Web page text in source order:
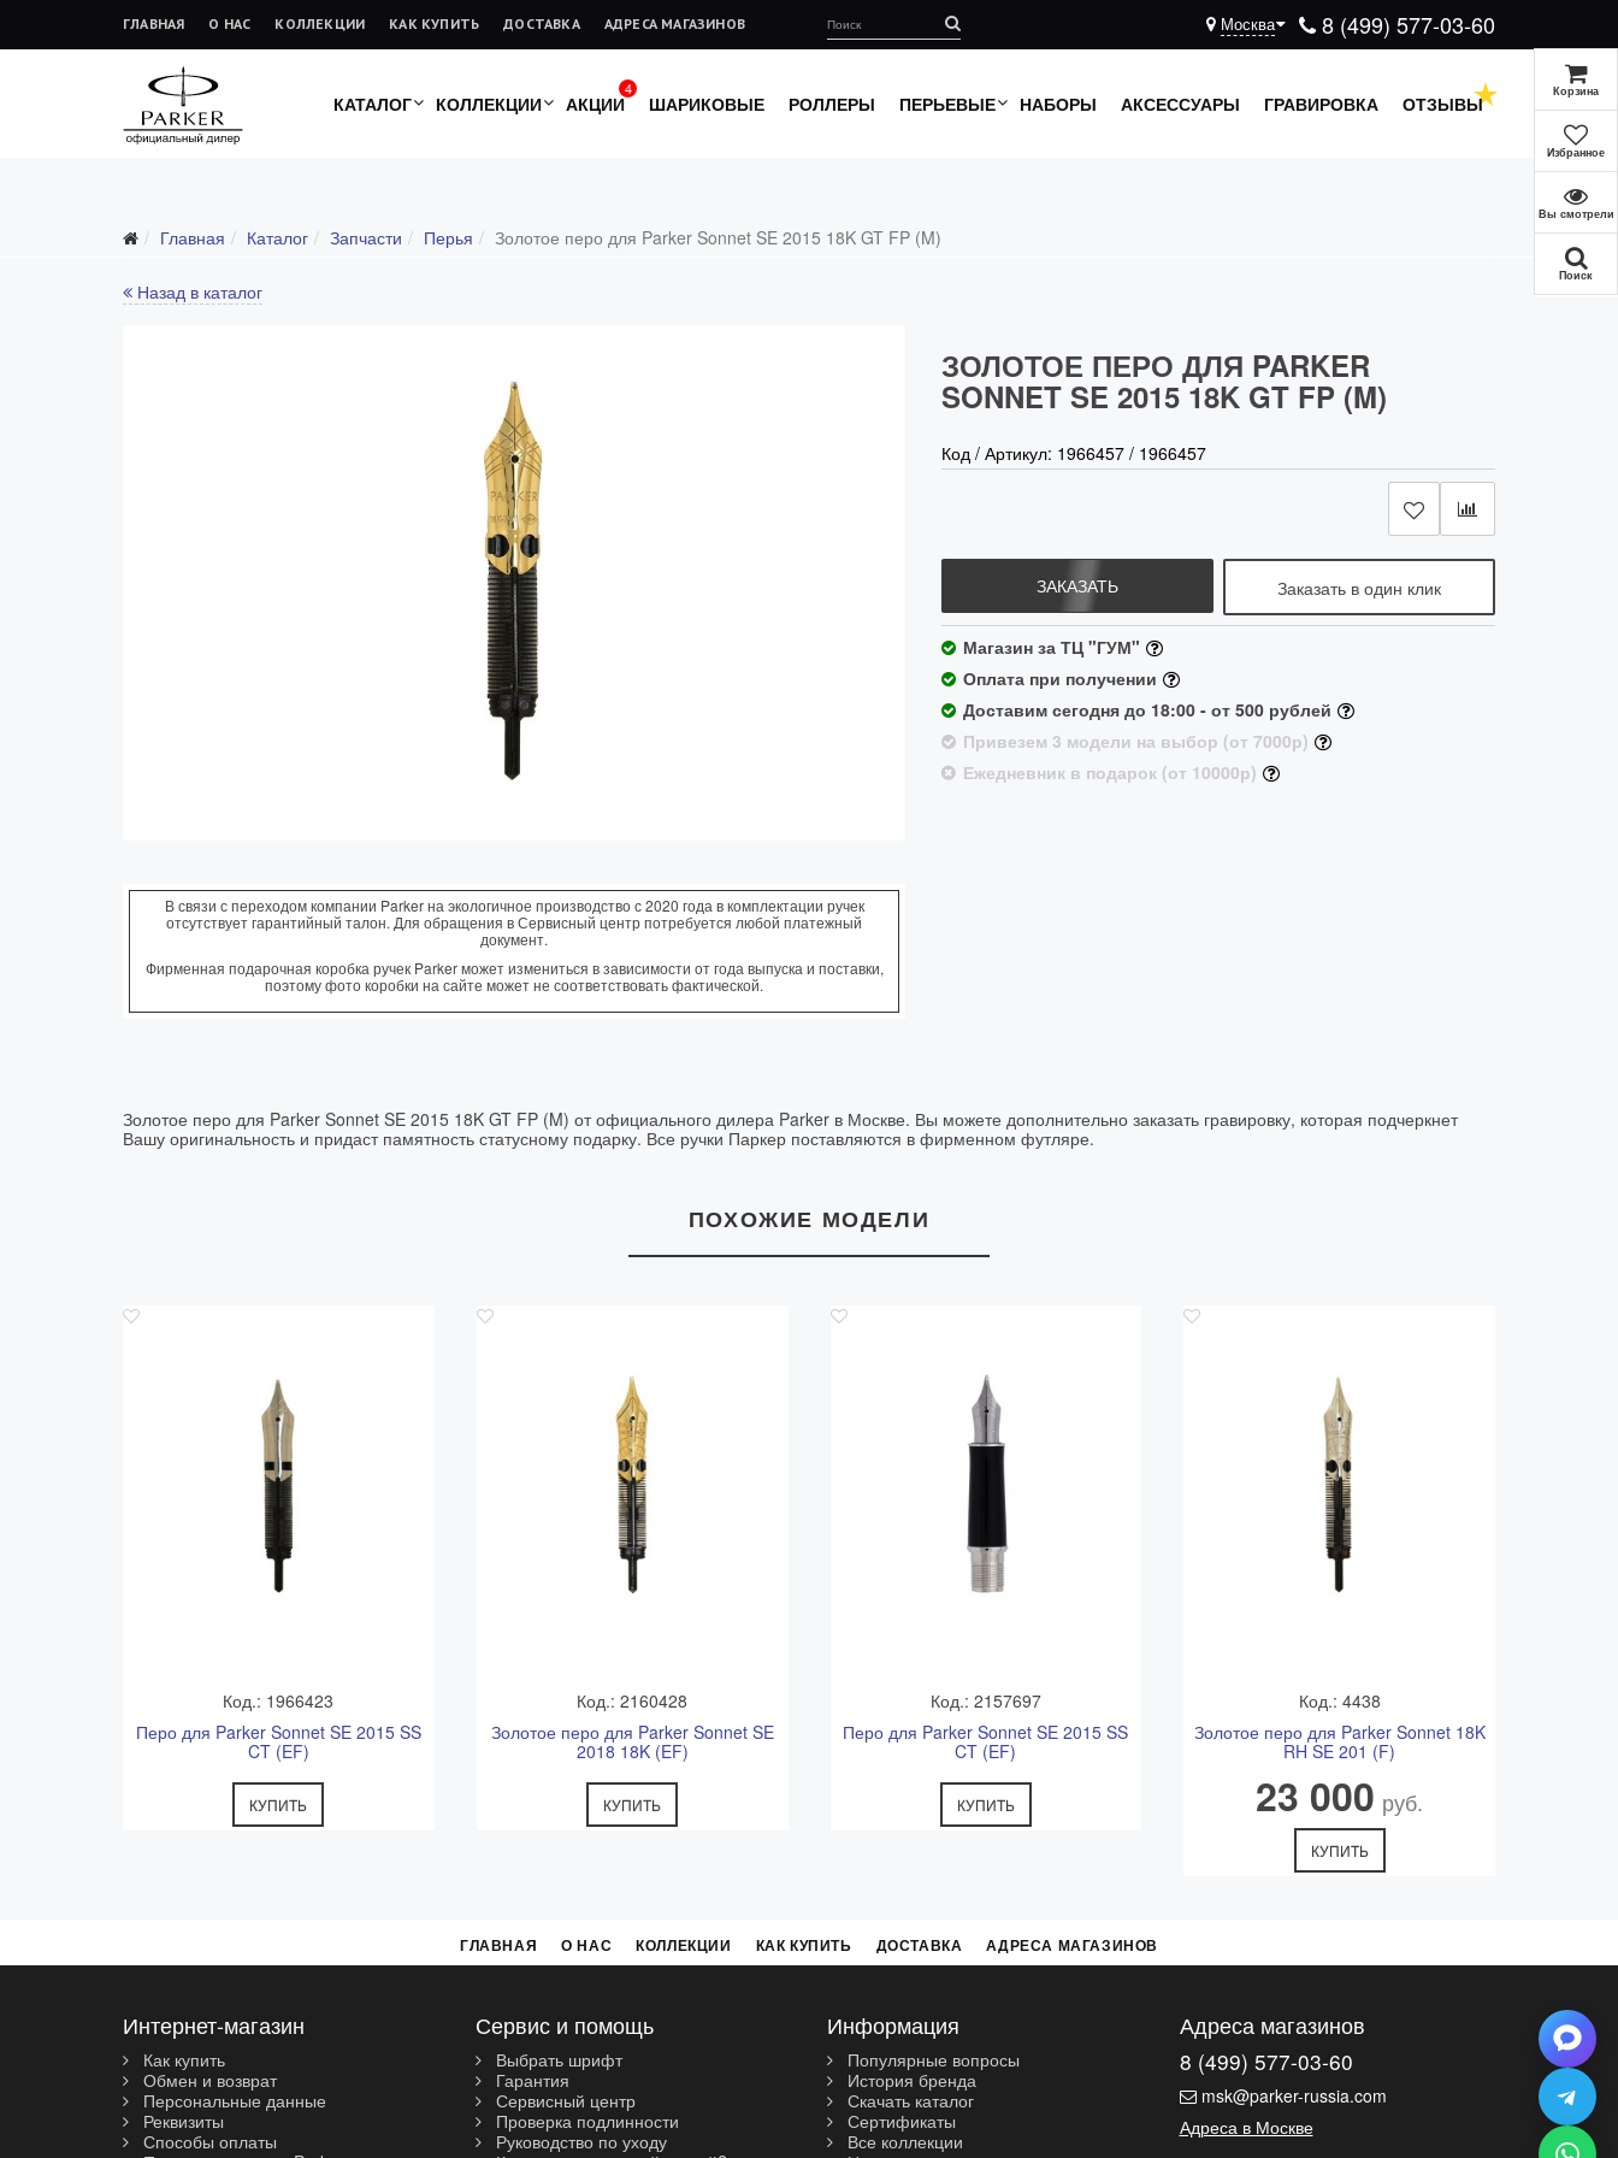
ГЛАВНАЯ О НАС КОЛЛЕКЦИИ КАК КУПИТЬ ДОСТАВКА АДРЕСА МАГАЗИНОВ 8 (499) 577-03-60
Москва
КАТАЛОГ КОЛЛЕКЦИИ
4
АКЦИИ ШАРИКОВЫЕ РОЛЛЕРЫ ПЕРЬЕВЫЕ НАБОРЫ АКСЕССУАРЫ ГРАВИРОВКА ОТЗЫВЫ
Главная Каталог Запчасти Перья Золотое перо для Parker Sonnet SE 2015 18K GT FP (M)
Назад в каталог
В связи с переходом компании Parker на экологичное производство с 2020 года в комплектации ручек
отсутствует гарантийный талон. Для обращения в Сервисный центр потребуется любой платежный
документ.
Фирменная подарочная коробка ручек Parker может измениться в зависимости от года выпуска и поставки,
поэтому фото коробки на сайте может не соответствовать фактической.
ЗОЛОТОЕ ПЕРО ДЛЯ PARKER
SONNET SE 2015 18K GT FP (M)
Код / Артикул: 1966457 / 1966457
Заказать в один клик
ЗАКАЗАТЬ
Магазин за ТЦ "ГУМ"
Оплата при получении
Доставим сегодня до 18:00 - от 500 рублей
Привезем 3 модели на выбор (от 7000р)
Ежедневник в подарок (от 10000р)
Золотое перо для Parker Sonnet SE 2015 18K GT FP (M) от официального дилера Parker в Москве. Вы можете дополнительно заказать гравировку, которая подчеркнет
Вашу оригинальность и придаст памятность статусному подарку. Все ручки Паркер поставляются в фирменном футляре.
ПОХОЖИЕ МОДЕЛИ
Код.: 1966423
Перо для Parker Sonnet SE 2015 SS
CT (EF)
КУПИТЬ
Код.: 2160428
Золотое перо для Parker Sonnet SE
2018 18K (EF)
КУПИТЬ
Код.: 2157697
Перо для Parker Sonnet SE 2015 SS
CT (EF)
КУПИТЬ
Код.: 4438
Золотое перо для Parker Sonnet 18K
RH SE 201 (F)
23 000 руб.
КУПИТЬ
ГЛАВНАЯ О НАС КОЛЛЕКЦИИ КАК КУПИТЬ ДОСТАВКА АДРЕСА МАГАЗИНОВ
Интернет-магазин
Как купить
Обмен и возврат
Персональные данные
Реквизиты
Способы оплаты
Сервис и помощь
Выбрать шрифт
Гарантия
Сервисный центр
Проверка подлинности
Руководство по уходу
Информация
Популярные вопросы
История бренда
Скачать каталог
Сертификаты
Все коллекции
Адреса магазинов
8 (499) 577-03-60
msk@parker-russia.com
Адреса в Москве
Ежедневники
Ручки для гравировки
Корзина
Избранное
Вы смотрели
Поиск